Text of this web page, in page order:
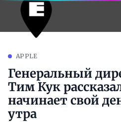
APPLE
Генеральный
Тим Кук
начинает свой
утра